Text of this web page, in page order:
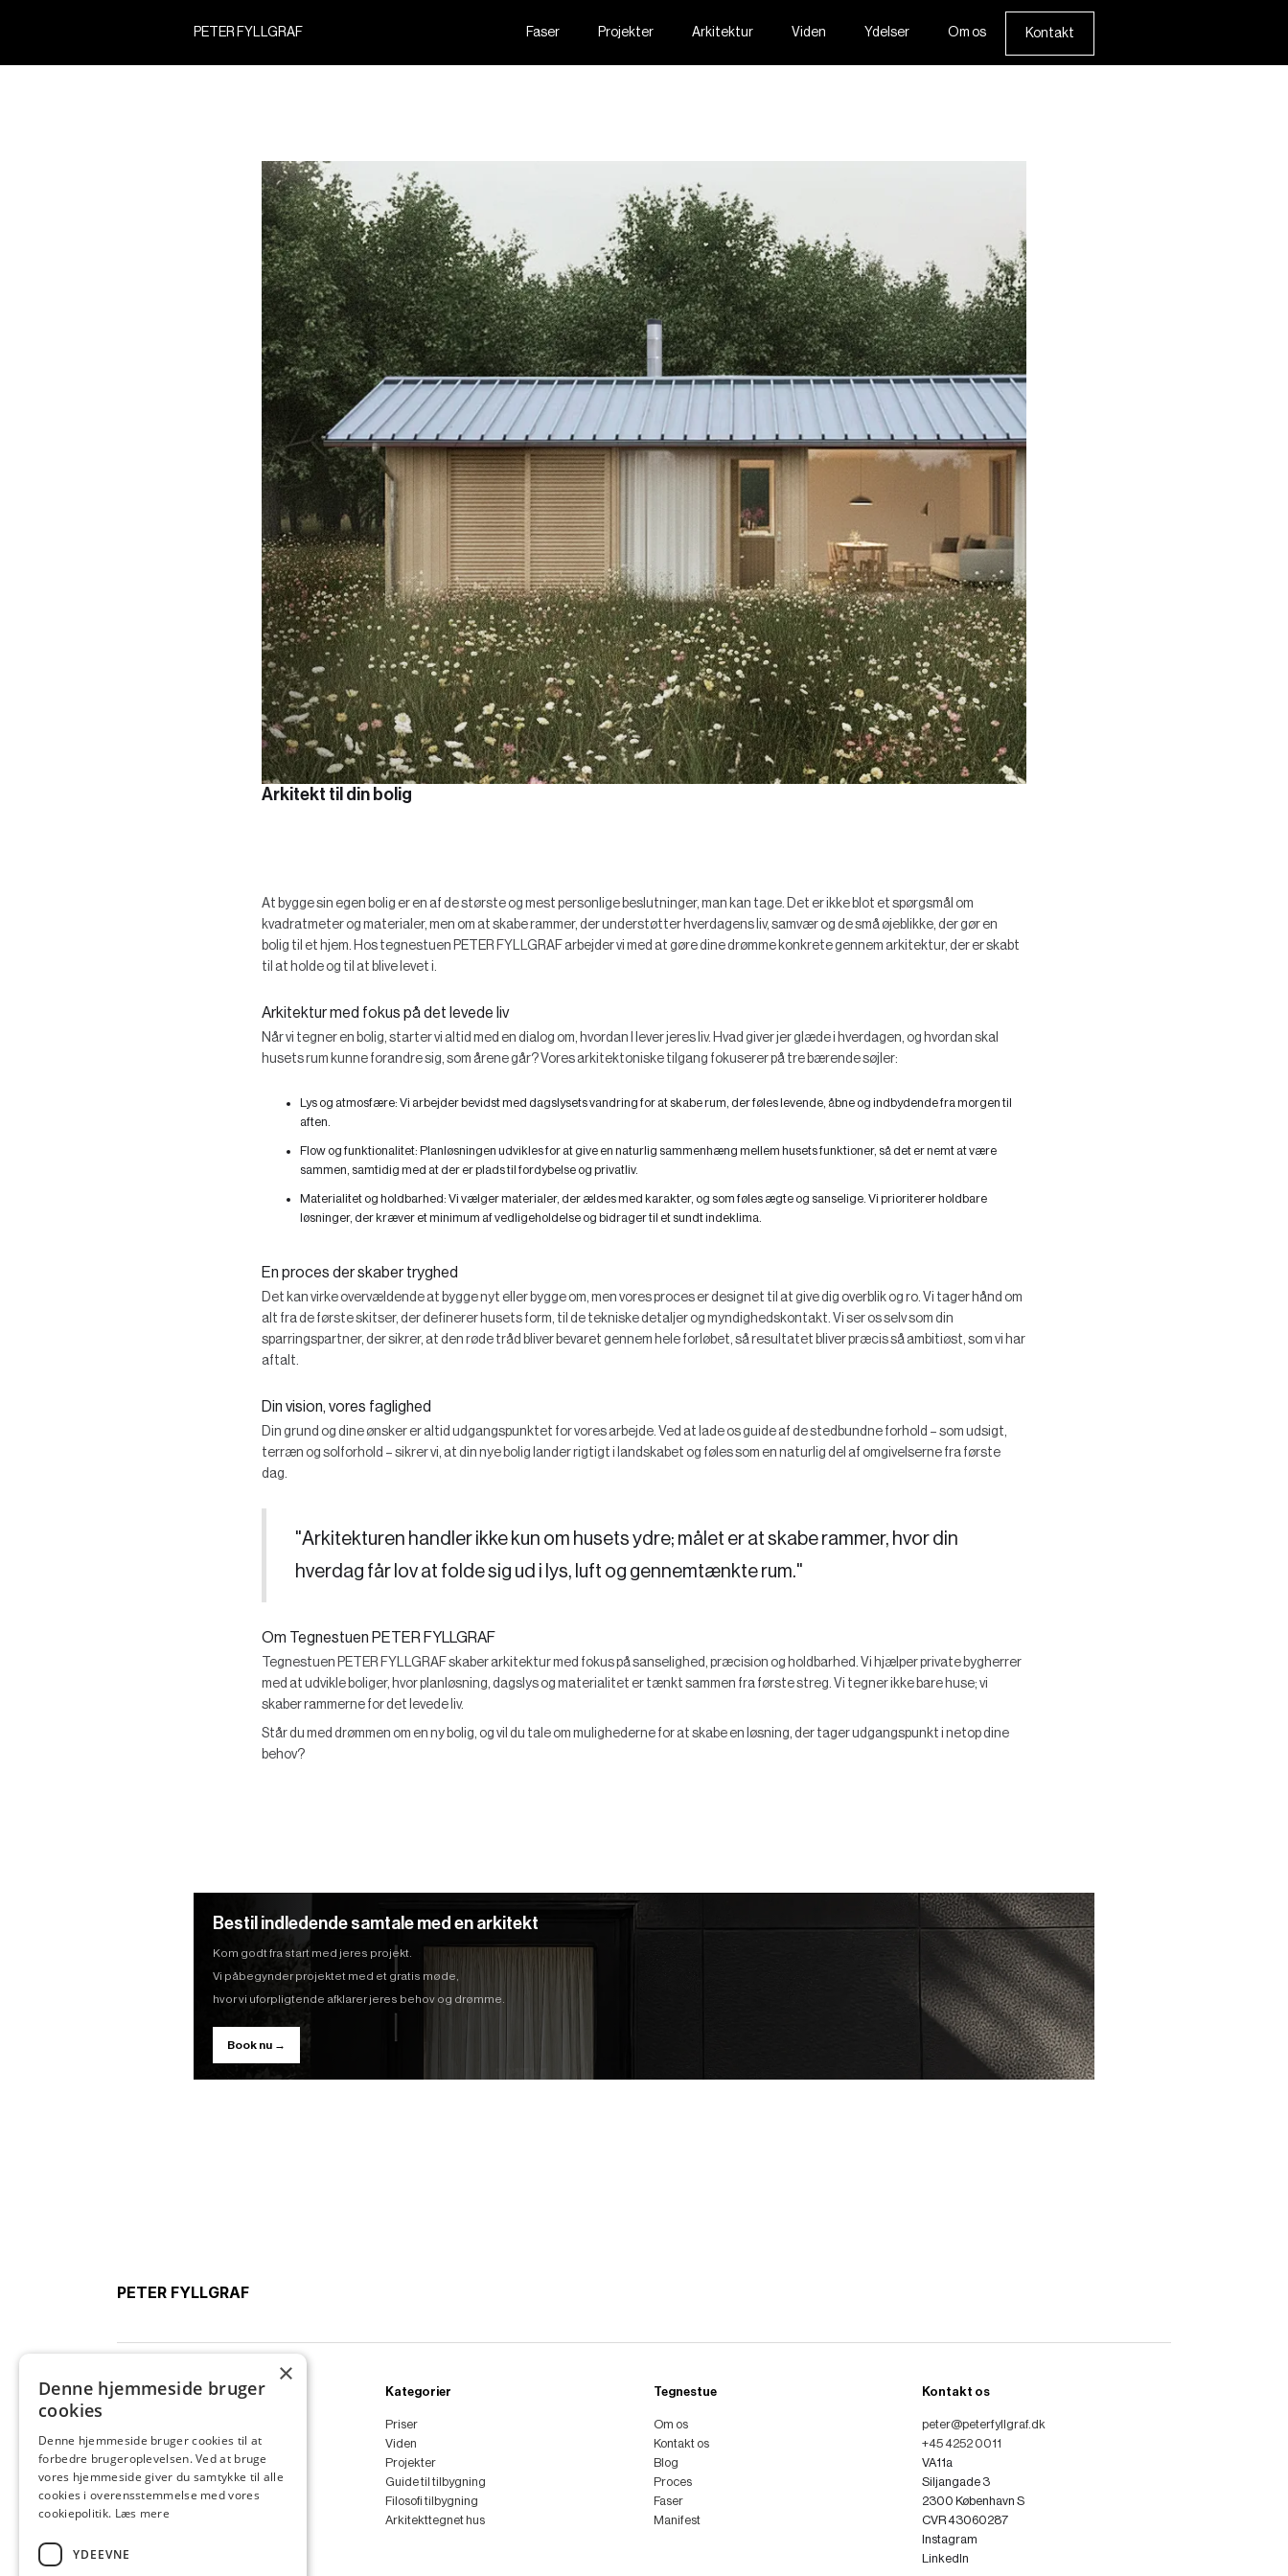
PETER FYLLGRAF Faser Projekter Arkitektur Viden Ydelser Om os Kontakt
Arkitekt til din bolig
At bygge sin egen bolig er en af de største og mest personlige beslutninger, man kan tage. Det er ikke blot et spørgsmål om
kvadratmeter og materialer, men om at skabe rammer, der understøtter hverdagens liv, samvær og de små øjeblikke, der gør en
bolig til et hjem. Hos tegnestuen PETER FYLLGRAF arbejder vi med at gøre dine drømme konkrete gennem arkitektur, der er skabt
til at holde og til at blive levet i.
Arkitektur med fokus på det levede liv
Når vi tegner en bolig, starter vi altid med en dialog om, hvordan I lever jeres liv. Hvad giver jer glæde i hverdagen, og hvordan skal
husets rum kunne forandre sig, som årene går? Vores arkitektoniske tilgang fokuserer på tre bærende søjler:
Lys og atmosfære: Vi arbejder bevidst med dagslysets vandring for at skabe rum, der føles levende, åbne og indbydende fra morgen til
aften.
Flow og funktionalitet: Planløsningen udvikles for at give en naturlig sammenhæng mellem husets funktioner, så det er nemt at være
sammen, samtidig med at der er plads til fordybelse og privatliv.
Materialitet og holdbarhed: Vi vælger materialer, der ældes med karakter, og som føles ægte og sanselige. Vi prioriterer holdbare
løsninger, der kræver et minimum af vedligeholdelse og bidrager til et sundt indeklima.
En proces der skaber tryghed
Det kan virke overvældende at bygge nyt eller bygge om, men vores proces er designet til at give dig overblik og ro. Vi tager hånd om
alt fra de første skitser, der definerer husets form, til de tekniske detaljer og myndighedskontakt. Vi ser os selv som din
sparringspartner, der sikrer, at den røde tråd bliver bevaret gennem hele forløbet, så resultatet bliver præcis så ambitiøst, som vi har
aftalt.
Din vision, vores faglighed
Din grund og dine ønsker er altid udgangspunktet for vores arbejde. Ved at lade os guide af de stedbundne forhold – som udsigt,
terræn og solforhold – sikrer vi, at din nye bolig lander rigtigt i landskabet og føles som en naturlig del af omgivelserne fra første
dag.
"Arkitekturen handler ikke kun om husets ydre; målet er at skabe rammer, hvor din
hverdag får lov at folde sig ud i lys, luft og gennemtænkte rum."
Om Tegnestuen PETER FYLLGRAF
Tegnestuen PETER FYLLGRAF skaber arkitektur med fokus på sanselighed, præcision og holdbarhed. Vi hjælper private bygherrer
med at udvikle boliger, hvor planløsning, dagslys og materialitet er tænkt sammen fra første streg. Vi tegner ikke bare huse; vi
skaber rammerne for det levede liv.
Står du med drømmen om en ny bolig, og vil du tale om mulighederne for at skabe en løsning, der tager udgangspunkt i netop dine
behov?
Bestil indledende samtale med en arkitekt
Kom godt fra start med jeres projekt.
Vi påbegynder projektet med et gratis møde,
hvor vi uforpligtende afklarer jeres behov og drømme.
Book nu →
PETER FYLLGRAF
Ydelser
Sommerhus
Anneks
Tilbygning
Ombygning
Renovering
Kategorier
Priser
Viden
Projekter
Guide til tilbygning
Filosofi tilbygning
Arkitekttegnet hus
Tegnestue
Om os
Kontakt os
Blog
Proces
Faser
Manifest
Kontakt os
peter@peterfyllgraf.dk
+45 4252 0011
VA11a
Siljangade 3
2300 København S
CVR 43060287
Instagram
LinkedIn
×
Denne hjemmeside bruger
cookies
Denne hjemmeside bruger cookies til at
forbedre brugeroplevelsen. Ved at bruge
vores hjemmeside giver du samtykke til alle
cookies i overensstemmelse med vores
cookiepolitik. Læs mere
YDEEVNE